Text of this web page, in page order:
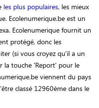
les plus populaires, les mieux
Ecolenumerique.be est un
Ecolenumerique fournit un
protégé, donc les
(si vous croyez qu'il a un
la touche 'Report' pour le
viennent du pays
classé 12960ème dans le